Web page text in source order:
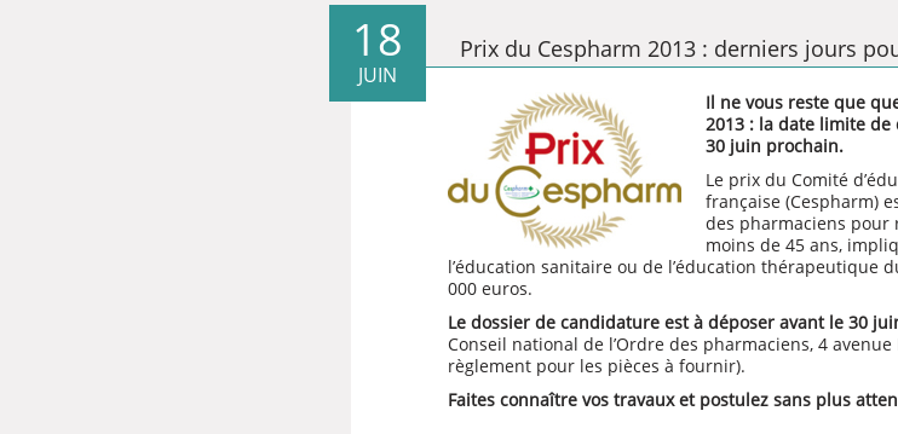
Prix du Cespharm 2013 : derniers jours
18
JUIN
Il ne vous reste que
2013 : la date limite
30 juin prochain.
Le prix du Comité
française (Cespharm)
des pharmaciens pour
moins de 45 ans,
l’éducation sanitaire ou de l’éducation thérapeutique
000 euros.
Le dossier de candidature est à déposer avant le 30
Conseil national de l’Ordre des pharmaciens, 4
règlement pour les pièces à fournir).
Faites connaître vos travaux et postulez sans plus